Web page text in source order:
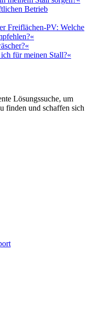
Betrieb
Freiflächen-PV: Welche
für meinen Stall?«
Lösungssuche, um
finden und schaffen sich